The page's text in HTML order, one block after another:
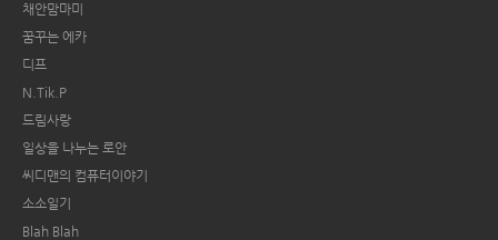
채안맘마미
꿈꾸는 에카
디프
N.Tik.P
드림사랑
일상을 나누는 로안
씨디맨의 컴퓨터이야기
소소일기
Blah Blah